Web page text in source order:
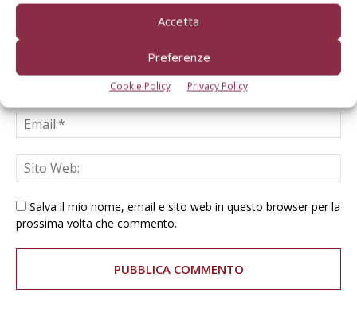
Accetta
Preferenze
Cookie Policy Privacy Policy
Salva il mio nome, email e sito web in questo browser per la
prossima volta che commento.